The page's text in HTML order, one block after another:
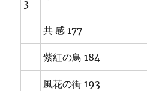
3
共 感 177
紫紅の鳥 184
風花の街 193